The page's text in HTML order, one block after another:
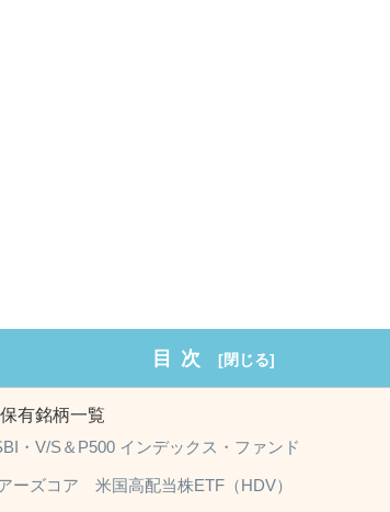
目次
有銘柄一覧
・V/S＆P500 インデックス・ファンド
ーズコア 米国高配当株ETF（HDV）